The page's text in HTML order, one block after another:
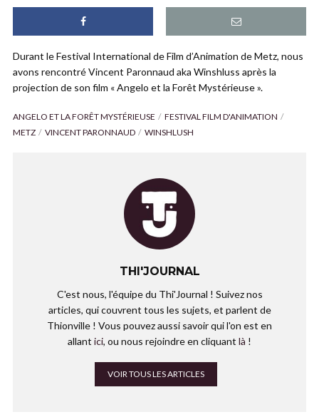
Durant le Festival International de Film d’Animation de Metz, nous
avons rencontré Vincent Paronnaud aka Winshluss après la
projection de son film « Angelo et la Forêt Mystérieuse ».
ANGELO ET LA FORÊT MYSTÉRIEUSE
FESTIVAL FILM D'ANIMATION
METZ
VINCENT PARONNAUD WINSHLUSH
THI'JOURNAL
C'est nous, l'équipe du Thi'Journal ! Suivez nos
articles, qui couvrent tous les sujets, et parlent de
Thionville ! Vous pouvez aussi savoir qui l'on est en
allant ici, ou nous rejoindre en cliquant là !
VOIR TOUS LES ARTICLES